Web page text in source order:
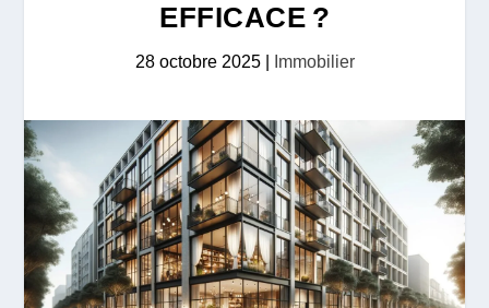
EFFICACE ?
28 octobre 2025| Immobilier